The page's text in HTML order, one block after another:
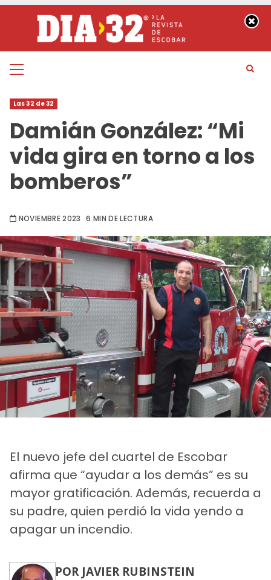
contenido
Menú
Las 32 de 32
Damián González: “Mi
vida gira en torno a los
bomberos”
NOVIEMBRE 2023 6 MIN DE LECTURA
El nuevo jefe del cuartel de Escobar
afirma que “ayudar a los demás” es su
mayor gratificación. Además, recuerda a
su padre, quien perdió la vida yendo a
apagar un incendio.
POR JAVIER RUBINSTEIN